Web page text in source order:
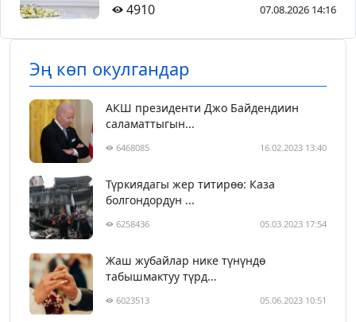
4910
07.08.2026 14:16
Эң көп окулгандар
АКШ президенти Джо Байдендиин
саламаттыгын...
6468085 16.02.2023 13:40
Түркиядагы жер титирөө: Каза
болгондордун ...
6258436 05.03.2023 17:54
Жаш жубайлар нике түнүндө
табышмактуу түрд...
6023513 05.06.2023 10:51